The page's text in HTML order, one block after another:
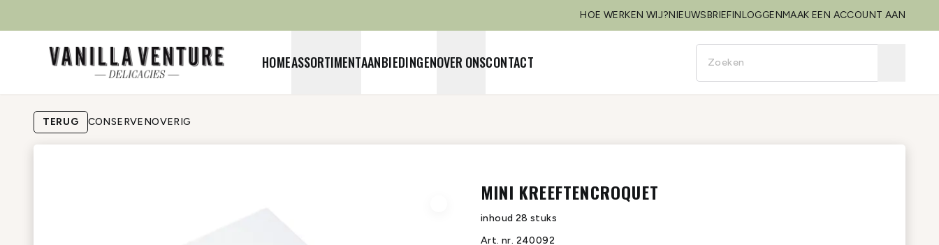
HOE WERKEN WIJ?NIEUWSBRIEFINLOGGENMAAK EEN ACCOUNT AAN
HOMEASSORTIMENTAANBIEDINGENOVER ONSCONTACT
TERUG CONSERVENOVERIG
MINI KREEFTENCROQUET
inhoud 28 stuks
Art. nr. 240092